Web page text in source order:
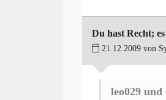
Du hast Recht;
21.12.2009 von
leo029